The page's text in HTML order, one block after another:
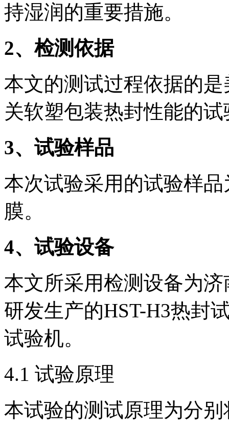
持湿润的重要措施。
2、检测依据
本文的测试过程依据的
关软塑包装热封性能的
3、试验样品
本次试验采用的试验样
膜。
4、试验设备
本文所采用检测设备为
研发生产的HST-H3热封
试验机。
4.1 试验原理
本试验的测试原理为分